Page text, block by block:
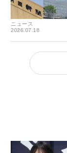
ニュース
2026.07.18